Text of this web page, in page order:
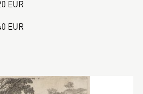
EUR
EUR